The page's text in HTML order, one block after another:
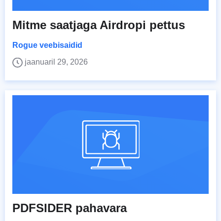
Mitme saatjaga Airdropi pettus
Rogue veebisaidid
jaanuaril 29, 2026
PDFSIDER pahavara